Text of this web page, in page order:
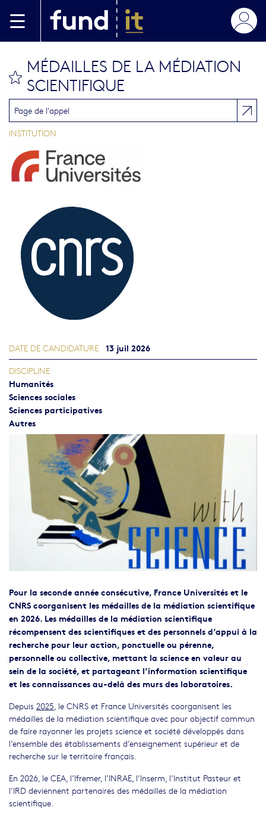
MÉDAILLES DE LA MÉDIATION
SCIENTIFIQUE
Pour la seconde année consécutive, France Universités et le
CNRS coorganisent les médailles de la médiation scientifique
en 2026. Les médailles de la médiation scientifique
récompensent des scientifiques et des personnels d’appui à la
recherche pour leur action, ponctuelle ou pérenne,
personnelle ou collective, mettant la science en valeur au
sein de la société, et partageant l’information scientifique
et les connaissances au-delà des murs des laboratoires.
Depuis 2025 , le CNRS et France Universités coorganisent les
médailles de la médiation scientifique avec pour objectif commun
de faire rayonner les projets science et société développés dans
l’ensemble des établissements d’enseignement supérieur et de
recherche sur le territoire français.
En 2026, le CEA, l’Ifremer, l’INRAE, l’Inserm, l’Institut Pasteur et
l’IRD deviennent partenaires des médailles de la médiation
scientifique.
Page de l'appel
INSTITUTION
DATE DE CANDIDATURE 13 juil 2026
DISCIPLINE
Humanités
Sciences sociales
Sciences participatives
Autres